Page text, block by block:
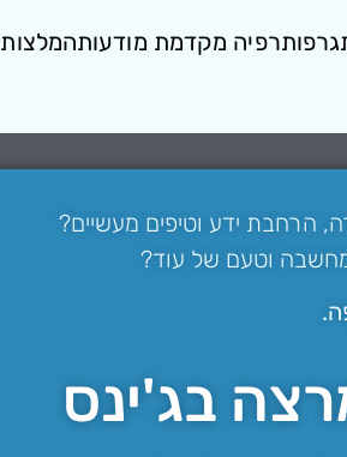
גרפותרפיה מקדמת מודעותהמלצות
הרחבת ידע וטיפים מעשיים?
וטעם של עוד?
בג'ינס